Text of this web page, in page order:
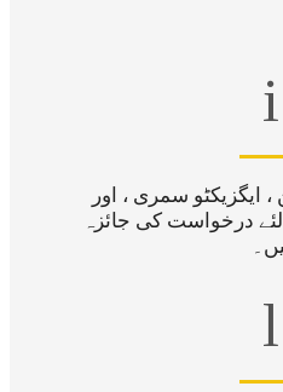
i
ایگزیکٹو سمری ، اور
لئے درخواست کی جائزہ
l